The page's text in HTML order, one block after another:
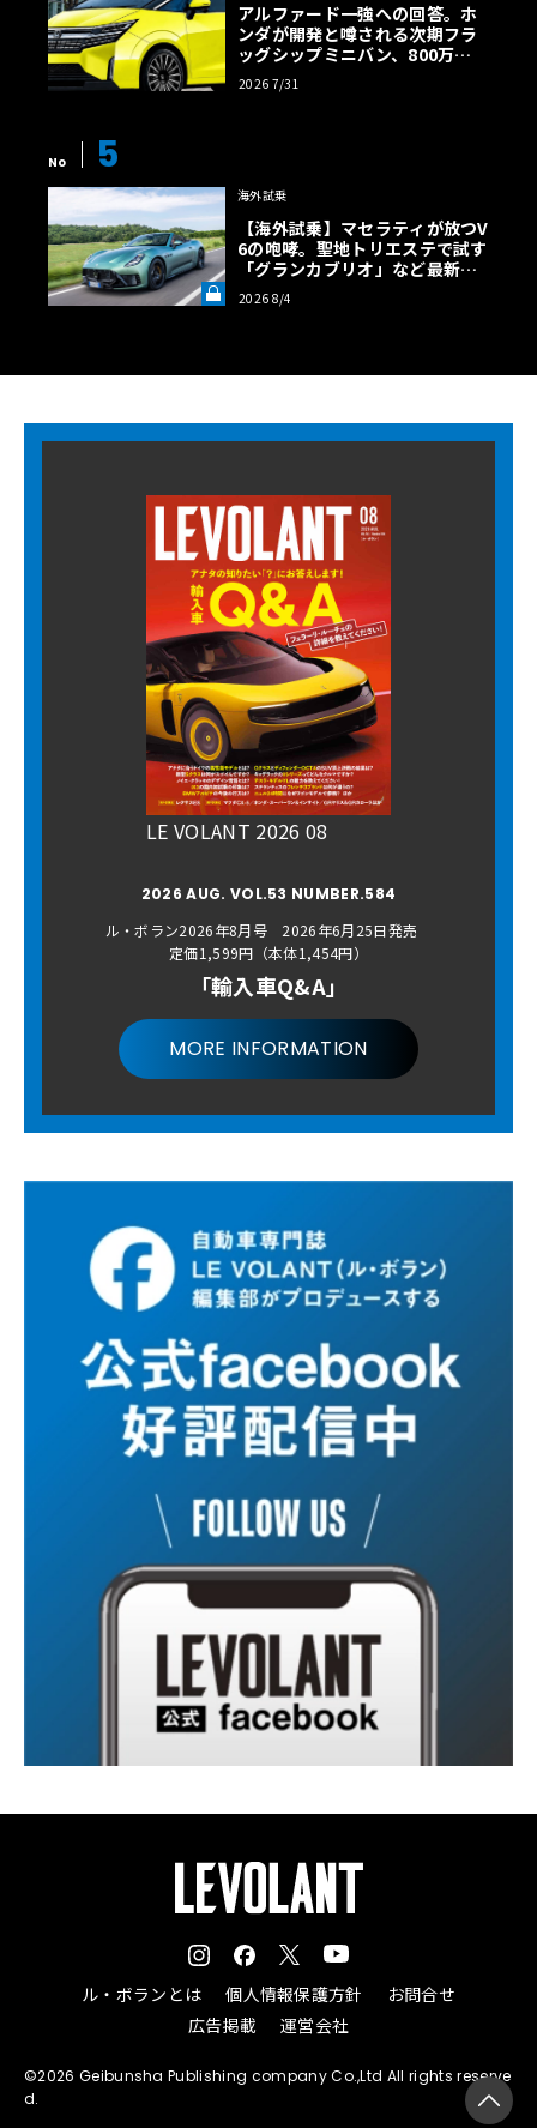
アルファード一強への回答。ホ
ンダが開発と噂される次期フラ
ッグシップミニバン、800万円
超の勝算【予想CG】
2026 7/31
No 5
海外試乗
【海外試乗】マセラティが放つV
6の咆哮。聖地トリエステで試す
「グランカブリオ」など最新ト
ロフェオ3台の官能評価《LE VO
LANT LAB》
2026 8/4
LE VOLANT 2026 08
2026 AUG. VOL.53 NUMBER.584
ル・ボラン2026年8月号 2026年6月25日発売
定価1,599円（本体1,454円）
「輸入車Q&A」
MORE INFORMATION
ル・ボランとは 個人情報保護方針
お問合せ
広告掲載
運営会社
©2026 Geibunsha Publishing company Co.,Ltd All rights reserve
d.